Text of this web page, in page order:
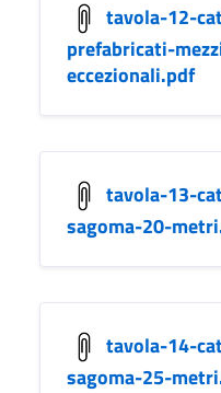
tavola-12-
prefabricati-
eccezionali.pdf
tavola-13-
sagoma-20-
tavola-14-
sagoma-25-